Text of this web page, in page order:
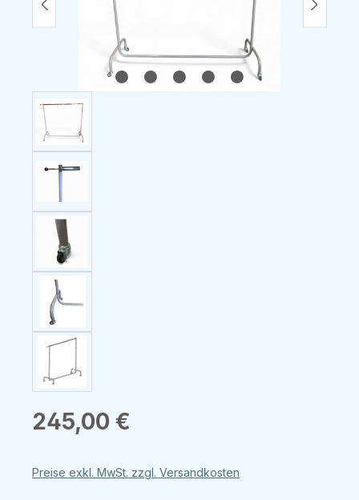
Regulärer Preis:
245,00 €
Preise exkl. MwSt. zzgl. Versandkosten